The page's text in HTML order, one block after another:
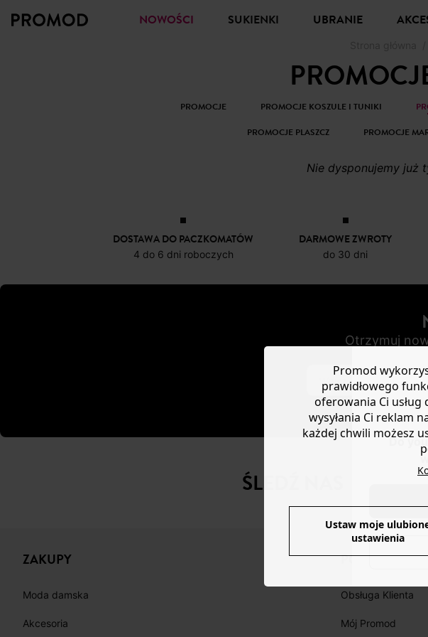
Do
NOWOŚCI SUKIENKI UBRANIE
PROMOCJE PROMOCJE KOSZULE I TUNIKI
PROMOCJE PLASZCZ
PROMOCJE
Nie dysponujemy
DOSTAWA DO PACZKOMATÓW
4 do 6 dni roboczych
DARMOWE ZWROTY
do 30 dni
Otrzymuj
ŚLEDŹ NAS
ZAKUPY
Moda damska
Akcesoria
POMOC
Obsługa Klienta
Mój Promod
Promod
prawidłowego
oferowania Ci
wysyłania Ci reklam
każdej chwili możesz
Ustaw moje
ustawienia